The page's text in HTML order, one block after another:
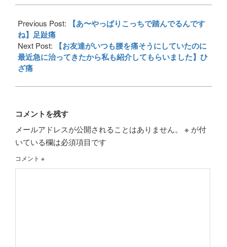
09-
07
Previous Post:
【あ〜やっぱりこっちで踏んでるんです
ね】足趾痛
Next Post:
【お友達がいつも腰を痛そうにしていたのに
最近急に治ってきたから私も紹介してもらいました】ひ
ざ痛
コメントを残す
メールアドレスが公開されることはありません。 ※ が付
いている欄は必須項目です
コメント ※